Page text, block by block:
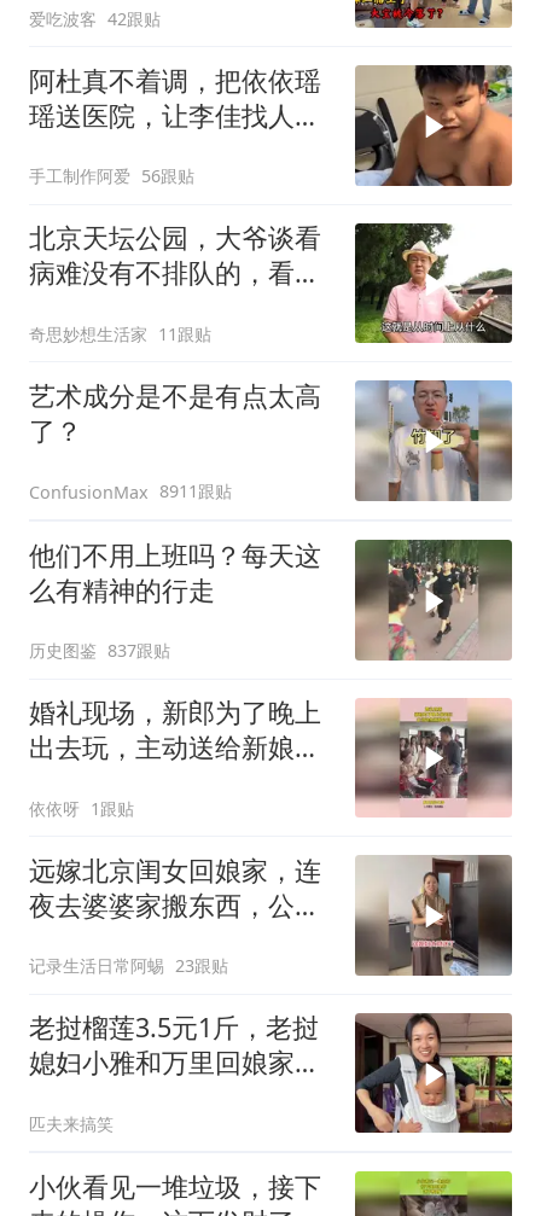
爱吃波客 42跟贴
阿杜真不着调，把依依瑶
瑶送医院，让李佳找人看
手工制作阿爱 56跟贴
北京天坛公园，大爷谈看
病难没有不排队的，看个
奇思妙想生活家 11跟贴
艺术成分是不是有点太高
了？
ConfusionMax 8911跟贴
他们不用上班吗？每天这
么有精神的行走
历史图鉴 837跟贴
婚礼现场，新郎为了晚上
出去玩，主动送给新娘包
依依呀 1跟贴
远嫁北京闺女回娘家，连
夜去婆婆家搬东西，公公
记录生活日常阿蜴 23跟贴
老挝榴莲3.5元1斤，老挝
媳妇小雅和万里回娘家实
匹夫来搞笑
小伙看见一堆垃圾，接下